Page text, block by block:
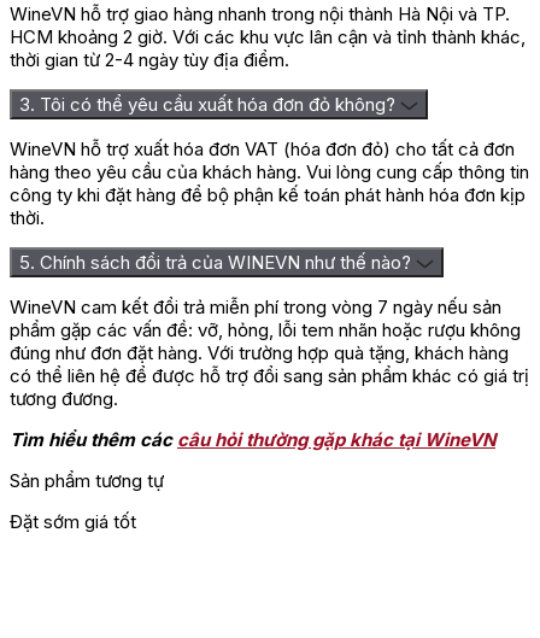
WineVN hỗ trợ giao hàng nhanh trong nội thành Hà Nội và TP.
HCM khoảng 2 giờ. Với các khu vực lân cận và tỉnh thành khác,
thời gian từ 2-4 ngày tùy địa điểm.
3. Tôi có thể yêu cầu xuất hóa đơn đỏ không?
WineVN hỗ trợ xuất hóa đơn VAT (hóa đơn đỏ) cho tất cả đơn
hàng theo yêu cầu của khách hàng. Vui lòng cung cấp thông tin
công ty khi đặt hàng để bộ phận kế toán phát hành hóa đơn kịp
thời.
5. Chính sách đổi trả của WINEVN như thế nào?
WineVN cam kết đổi trả miễn phí trong vòng 7 ngày nếu sản
phẩm gặp các vấn đề: vỡ, hỏng, lỗi tem nhãn hoặc rượu không
đúng như đơn đặt hàng. Với trường hợp quà tặng, khách hàng
có thể liên hệ để được hỗ trợ đổi sang sản phẩm khác có giá trị
tương đương.
Tìm hiểu thêm các câu hỏi thường gặp khác tại WineVN
Sản phẩm tương tự
Đặt sớm giá tốt